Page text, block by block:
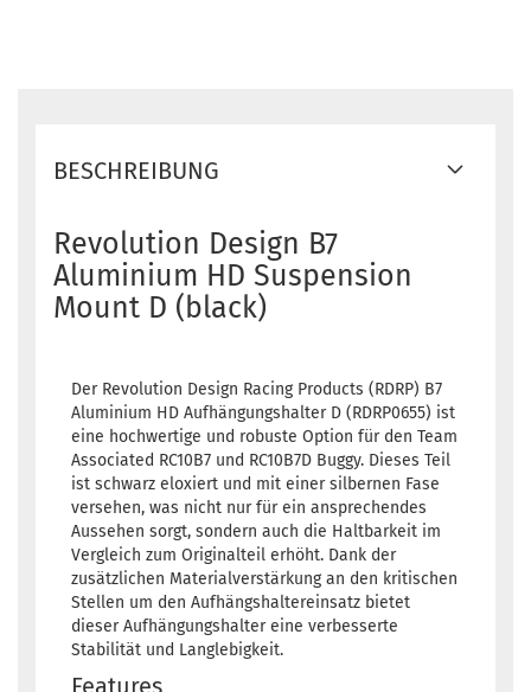
BESCHREIBUNG
Revolution Design B7
Aluminium HD Suspension
Mount D (black)
Der Revolution Design Racing Products (RDRP) B7
Aluminium HD Aufhängungshalter D (RDRP0655) ist
eine hochwertige und robuste Option für den Team
Associated RC10B7 und RC10B7D Buggy. Dieses Teil
ist schwarz eloxiert und mit einer silbernen Fase
versehen, was nicht nur für ein ansprechendes
Aussehen sorgt, sondern auch die Haltbarkeit im
Vergleich zum Originalteil erhöht. Dank der
zusätzlichen Materialverstärkung an den kritischen
Stellen um den Aufhängshaltereinsatz bietet
dieser Aufhängungshalter eine verbesserte
Stabilität und Langlebigkeit.